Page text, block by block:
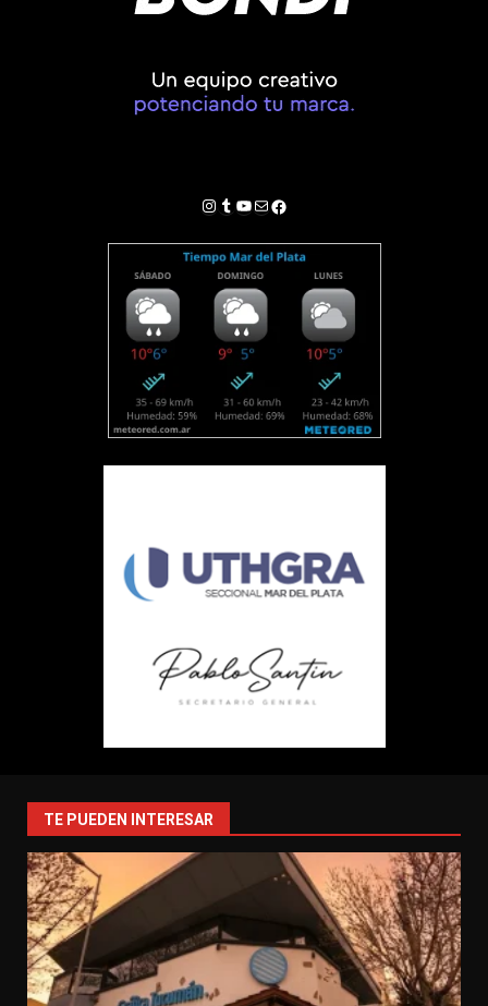
Instagram
Tumblr
YouTube
Correo electrónico
Facebook
TE PUEDEN INTERESAR